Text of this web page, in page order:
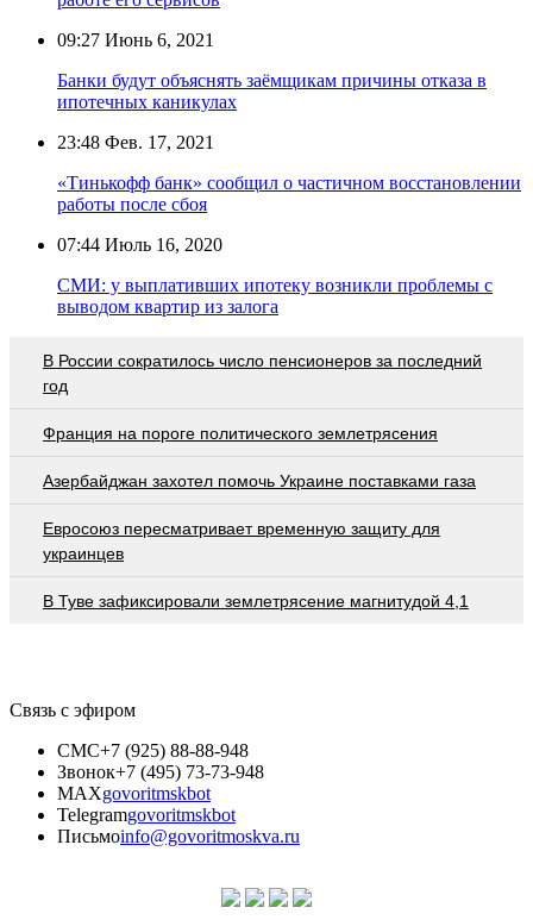
09:27 Июнь 6, 2021
Банки будут объяснять заёмщикам причины отказа в
ипотечных каникулах
23:48 Фев. 17, 2021
«Тинькофф банк» сообщил о частичном восстановлении
работы после сбоя
07:44 Июль 16, 2020
СМИ: у выплативших ипотеку возникли проблемы с
выводом квартир из залога
В России сократилось число пенсионеров за последний
год
Франция на пороге политического землетрясения
Азербайджан захотел помочь Украине поставками газа
Евросоюз пересматривает временную защиту для
украинцев
В Туве зафиксировали землетрясение магнитудой 4,1
Связь с эфиром
СМС+7 (925) 88-88-948
Звонок+7 (495) 73-73-948
MAXgovoritmskbot
Telegramgovoritmskbot
Письмоinfo@govoritmoskva.ru